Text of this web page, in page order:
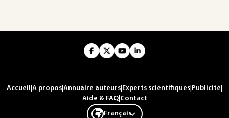
Accueil A propos Annuaire auteurs Experts scientifiques Publicité
Aide & FAQ| Contact
Français